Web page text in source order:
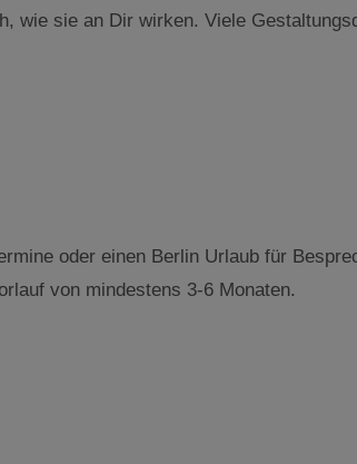
wie sie an Dir wirken. Viele
oder einen Berlin Urlaub für
von mindestens 3-6 Monaten.